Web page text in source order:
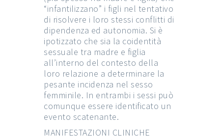
“infantilizzano” i figli nel tentativo
di risolvere i loro stessi conflitti di
dipendenza ed autonomia. Si è
ipotizzato che sia la coidentità
sessuale tra madre e figlia
all’interno del contesto della
loro relazione a determinare la
pesante incidenza nel sesso
femminile. In entrambi i sessi può
comunque essere identificato un
evento scatenante.
MANIFESTAZIONI CLINICHE